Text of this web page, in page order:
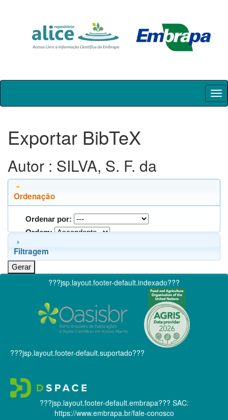
Skip
Exportar BibTeX
Autor : SILVA, S. F. da
Ordenação
Ordenar por:
Ordem:
Filtragem
???jsp.layout.footer-default.indexado???
???jsp.layout.footer-default.suportado???
???jsp.layout.footer-default.embrapa??? SAC:
https://www.embrapa.br/fale-conosco